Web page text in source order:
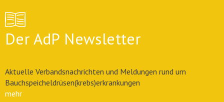
Der AdP Newsletter
Aktuelle Verbandsnachrichten und Meldungen rund um
Bauchspeicheldrüsen(krebs)erkrankungen
mehr